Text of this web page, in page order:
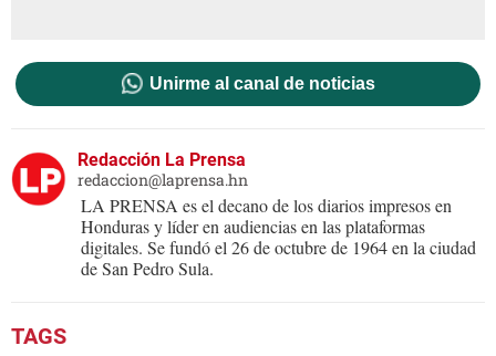
Unirme al canal de noticias
Redacción La Prensa
redaccion@laprensa.hn
LA PRENSA es el decano de los diarios impresos en
Honduras y líder en audiencias en las plataformas
digitales. Se fundó el 26 de octubre de 1964 en la ciudad
de San Pedro Sula.